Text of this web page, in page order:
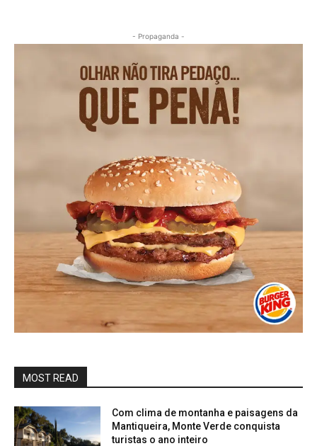
- Propaganda -
MOST READ
Com clima de montanha e paisagens da
Mantiqueira, Monte Verde conquista
turistas o ano inteiro